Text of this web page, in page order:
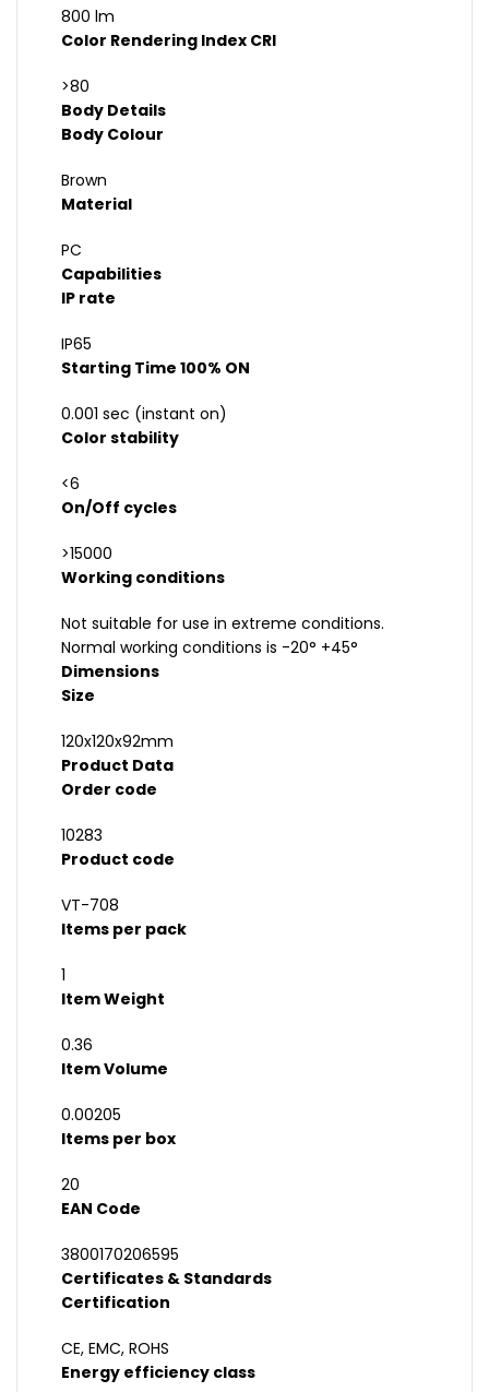
800 lm
Color Rendering Index CRI
>80
Body Details
Body Colour
Brown
Material
PC
Capabilities
IP rate
IP65
Starting Time 100% ON
0.001 sec (instant on)
Color stability
<6
On/Off cycles
>15000
Working conditions
Not suitable for use in extreme conditions.
Normal working conditions is -20° +45°
Dimensions
Size
120x120x92mm
Product Data
Order code
10283
Product code
VT-708
Items per pack
1
Item Weight
0.36
Item Volume
0.00205
Items per box
20
EAN Code
3800170206595
Certificates & Standards
Certification
CE, EMC, ROHS
Energy efficiency class